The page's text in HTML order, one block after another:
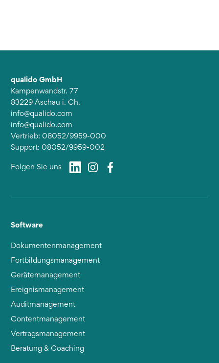
qualido GmbH
Kampenwandstr. 77
83229 Aschau i. Ch.
info@qualido.com
info@qualido.com
Vertrieb: 08052/9959-000
Support: 08052/9959-002
Folgen Sie uns
Software
Dokumentenmanagement
Fortbildungsmanagement
Gerätemanagement
Ereignismanagement
Auditmanagement
Contentmanagement
Vertragsmanagement
Beratung & Coaching